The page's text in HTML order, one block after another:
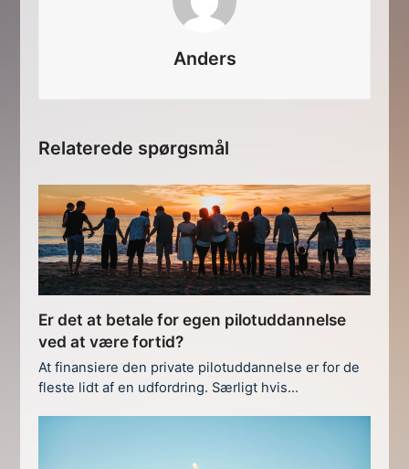
Anders
Relaterede spørgsmål
Er det at betale for egen pilotuddannelse
ved at være fortid?
At finansiere den private pilotuddannelse er for de
fleste lidt af en udfordring. Særligt hvis…